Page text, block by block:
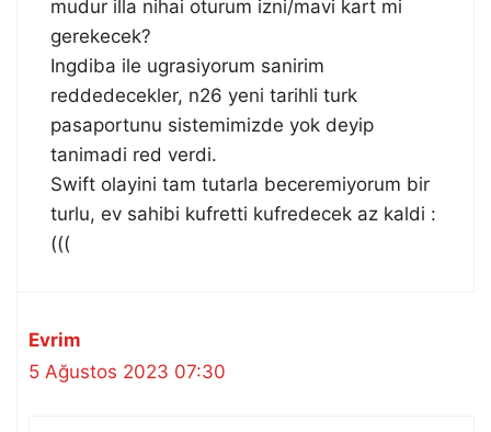
mudur illa nihai oturum izni/mavi kart mi
gerekecek?
Ingdiba ile ugrasiyorum sanirim
reddedecekler, n26 yeni tarihli turk
pasaportunu sistemimizde yok deyip
tanimadi red verdi.
Swift olayini tam tutarla beceremiyorum bir
turlu, ev sahibi kufretti kufredecek az kaldi :
(((
Evrim
5 Ağustos 2023 07:30